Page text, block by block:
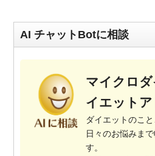
AI チャットBotに相談
マイクロ
イエット
ダイエットのこ
日々のお悩みま
す。